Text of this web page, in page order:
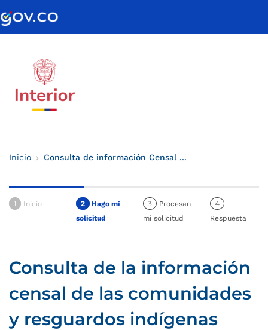
Inicio Consulta de información Censal ...
1 Inicio 2
Hago mi
solicitud
3
Procesan
mi solicitud
4
Respuesta
Consulta de la información
censal de las comunidades
y resguardos indígenas